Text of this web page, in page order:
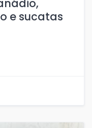
e sucatas